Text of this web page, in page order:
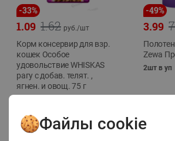
-33%
1.62
1.09 руб./шт
Корм консервир для взр.
кошек Особое
удовольствие WHISKAS
рагу с добав. телят. ,
ягнен. и овощ. 75 г
-49%
3.99
Zewa
2шт в уп
Файлы cookie